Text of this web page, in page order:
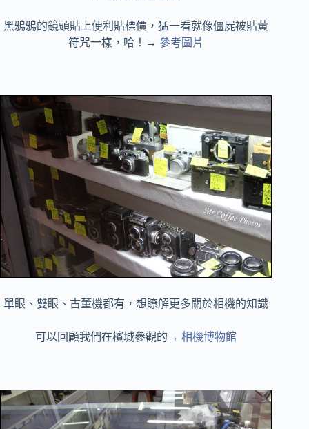
黑鴉鴉的鏡頭貼上便利貼標價，猛一看就像僵屍被貼黃
符咒一樣，哈！→ 參考圖片
單眼、雙眼、古董機都有，想瞭解更多關於相機的知識
可以回顧我們在檳城參觀的→相機博物館